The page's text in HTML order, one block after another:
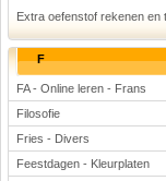
Extra oefenstof rekenen en
F
FA - Online leren - Frans
Filosofie
Fries - Divers
Feestdagen - Kleurplaten